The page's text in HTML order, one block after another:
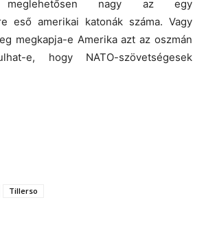
nagy az egy
eső amerikai katonák száma. Vagy
megkapja-e Amerika azt az oszmán
e, hogy NATO-szövetségesek
Tillerso